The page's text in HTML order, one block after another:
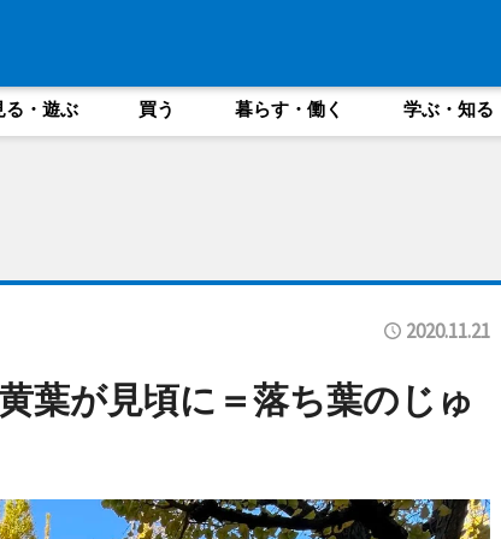
る・遊ぶ 買う 暮らす・働く 学ぶ・知る
2020.11.21
葉が見頃に＝落ち葉のじゅ